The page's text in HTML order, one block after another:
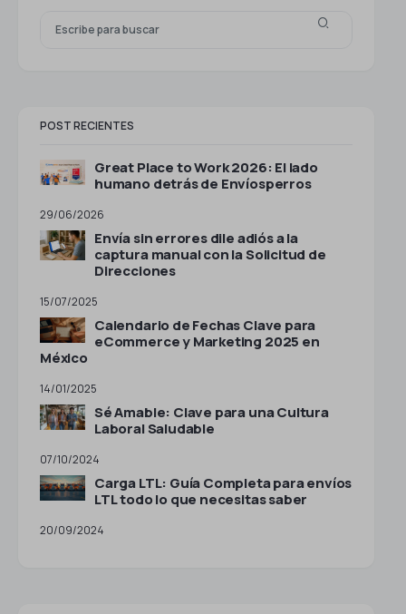
POST RECIENTES
Great Place to Work 2026: El lado
humano detrás de Envíosperros
29/06/2026
Envía sin errores dile adiós a la
captura manual con la Solicitud de
Direcciones
15/07/2025
Calendario de Fechas Clave para
eCommerce y Marketing 2025 en
México
14/01/2025
Sé Amable: Clave para una Cultura
Laboral Saludable
07/10/2024
Carga LTL: Guía Completa para envíos
LTL todo lo que necesitas saber
20/09/2024